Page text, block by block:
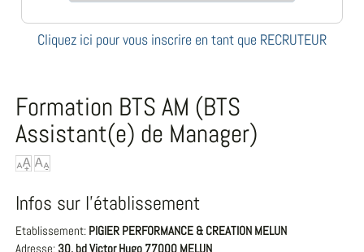
Cliquez ici pour vous inscrire en tant que RECRUTEUR
Formation BTS AM (BTS
Assistant(e) de Manager)
Infos sur l'établissement
Etablissement: PIGIER PERFORMANCE & CREATION MELUN
Adresse: 30, bd Victor Hugo 77000 MELUN